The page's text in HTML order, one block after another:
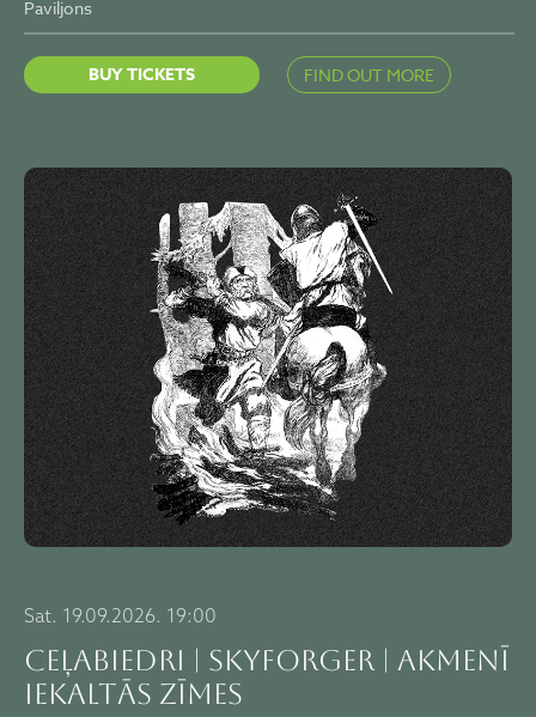
Paviljons
BUY TICKETS FIND OUT MORE
Sat. 19.09.2026. 19:00
CEĻABIEDRI | SKYFORGER | AKMENĪ
IEKALTĀS ZĪMES